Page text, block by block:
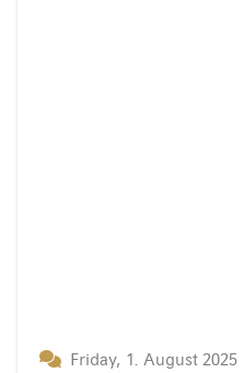
Friday, 1. August 2025